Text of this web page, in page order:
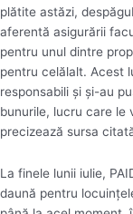
plătite astăzi,
aferentă asigurării
pentru unul dintre
pentru celălalt. Acest
responsabili şi şi-au
bunurile, lucru care le
precizează sursa
La finele lunii iulie,
daună pentru